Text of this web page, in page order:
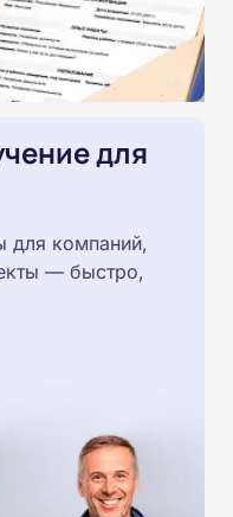
для
для компаний,
— быстро,